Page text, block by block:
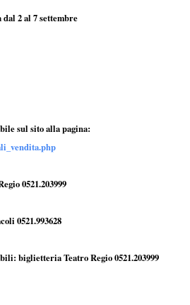
2 al 7 settembre
sul sito alla pagina:
0521.203999
0521.993628
biglietteria Teatro Regio 0521.203999